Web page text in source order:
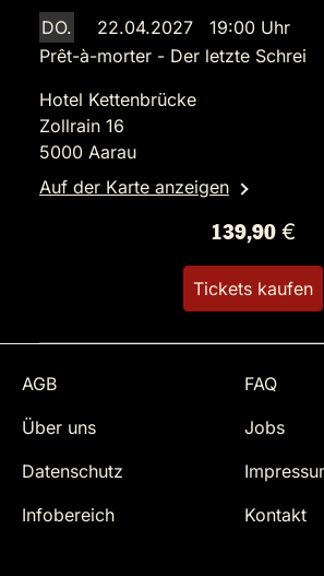
DO.
22.04.2027 19:00 Uhr
Prêt-à-morter - Der letzte Schrei
Hotel Kettenbrücke
Zollrain 16
5000 Aarau
Auf der Karte anzeigen
139,90 €
Tickets kaufen
AGB
FAQ
Über uns
Jobs
Datenschutz
Infobereich
Kontakt